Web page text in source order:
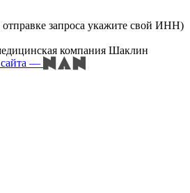
запроса укажите свой ИНН)
компания Шаклин
—